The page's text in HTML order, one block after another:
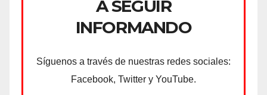
A SEGUIR
INFORMANDO
Síguenos a través de nuestras redes sociales:
Facebook, Twitter y YouTube.